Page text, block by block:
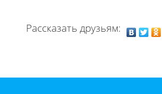
Рассказать друзьям: